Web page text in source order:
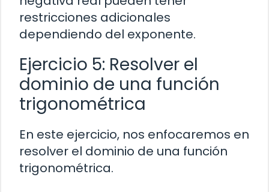
restricciones adicionales
dependiendo del exponente.
Ejercicio 5: Resolver el
dominio de una función
trigonométrica
En este ejercicio, nos enfocaremos en
resolver el dominio de una función
trigonométrica.